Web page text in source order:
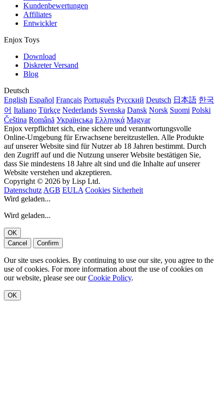
Kundenbewertungen
Affiliates
Entwickler
Enjox Toys
Download
Diskreter Versand
Blog
Deutsch
English Español Français Português Русский Deutsch 日本語 한국
어 Italiano Türkçe Nederlands Svenska Dansk Norsk Suomi Polski
Čeština Română Українська Ελληνικά Magyar
Enjox verpflichtet sich, eine sichere und verantwortungsvolle
Online-Umgebung für Erwachsene bereitzustellen. Alle Produkte
auf unserer Website sind für Nutzer ab 18 Jahren bestimmt. Durch
den Zugriff auf und die Nutzung unserer Website bestätigen Sie,
dass Sie mindestens 18 Jahre alt sind und die Inhalte auf unserer
Website verstehen und akzeptieren.
Copyright © 2026 by Lisp Ltd.
Datenschutz AGB EULA Cookies Sicherheit
Wird geladen...
Wird geladen...
OK
Cancel
Confirm
Our site uses cookies. By continuing to use our site, you agree to the
use of cookies. For more information about the use of cookies on
our website, please see ourCookie Policy.
OK